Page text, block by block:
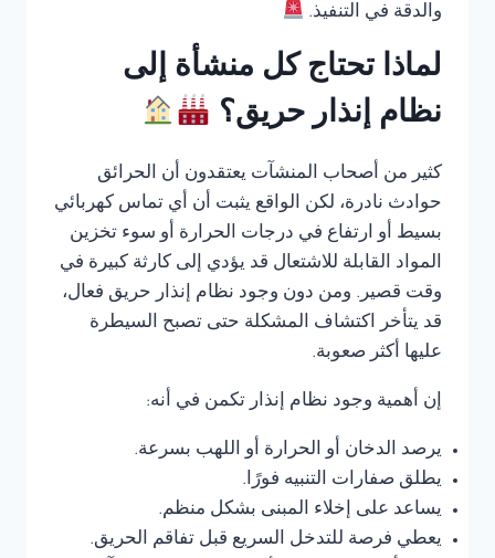
والدقة في التنفيذ.
لماذا تحتاج كل منشأة إلى
نظام إنذار حريق؟
كثير من أصحاب المنشآت يعتقدون أن الحرائق
حوادث نادرة، لكن الواقع يثبت أن أي تماس كهربائي
بسيط أو ارتفاع في درجات الحرارة أو سوء تخزين
المواد القابلة للاشتعال قد يؤدي إلى كارثة كبيرة في
وقت قصير. ومن دون وجود نظام إنذار حريق فعال،
قد يتأخر اكتشاف المشكلة حتى تصبح السيطرة
عليها أكثر صعوبة.
إن أهمية وجود نظام إنذار تكمن في أنه:
يرصد الدخان أو الحرارة أو اللهب بسرعة.
يطلق صفارات التنبيه فورًا.
يساعد على إخلاء المبنى بشكل منظم.
يعطي فرصة للتدخل السريع قبل تفاقم الحريق.